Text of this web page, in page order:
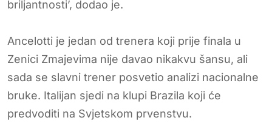
briljantnosti’, dodao je.
Ancelotti je jedan od trenera koji prije finala u
Zenici Zmajevima nije davao nikakvu šansu, ali
sada se slavni trener posvetio analizi nacionalne
bruke. Italijan sjedi na klupi Brazila koji će
predvoditi na Svjetskom prvenstvu.